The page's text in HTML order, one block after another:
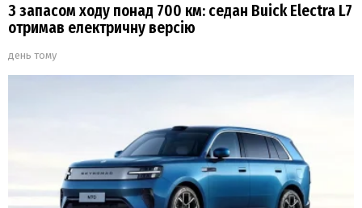
З запасом ходу понад 700 км: седан Buick Electra L7
отримав електричну версію
день тому